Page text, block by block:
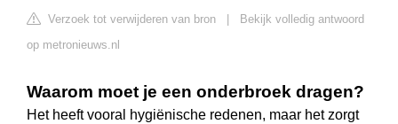
Verzoek tot verwijderen van bron
Bekijk volledig antwoord
op metronieuws.nl
Waarom moet je een onderbroek dragen?
Het heeft vooral hygiënische redenen, maar het zorgt